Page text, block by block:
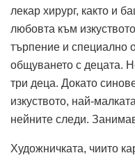
лекар хирург, както и
любовта към
търпение и специално
общуването с децата.
три деца. Докато
изкуството, най-
нейните следи.
Художничката, чиито